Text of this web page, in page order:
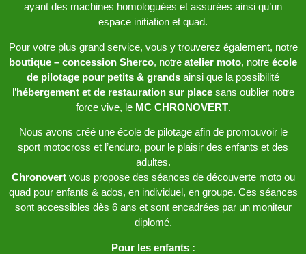
ayant des machines homologuées et assurées ainsi qu’un
espace initiation et quad.
Pour votre plus grand service, vous y trouverez également, notre
boutique – concession Sherco, notre atelier moto, notre école
de pilotage pour petits & grands ainsi que la possibilité
l’hébergement et de restauration sur placesans oublier notre
force vive, le MC CHRONOVERT.
Nous avons créé une école de pilotage afin de promouvoir le
sport motocross et l’enduro, pour le plaisir des enfants et des
adultes.
Chronovertvous propose des séances de découverte moto ou
quad pour enfants & ados, en individuel, en groupe. Ces séances
sont accessibles dès 6 ans et sont encadrées par un moniteur
diplomé.
Pour les enfants :